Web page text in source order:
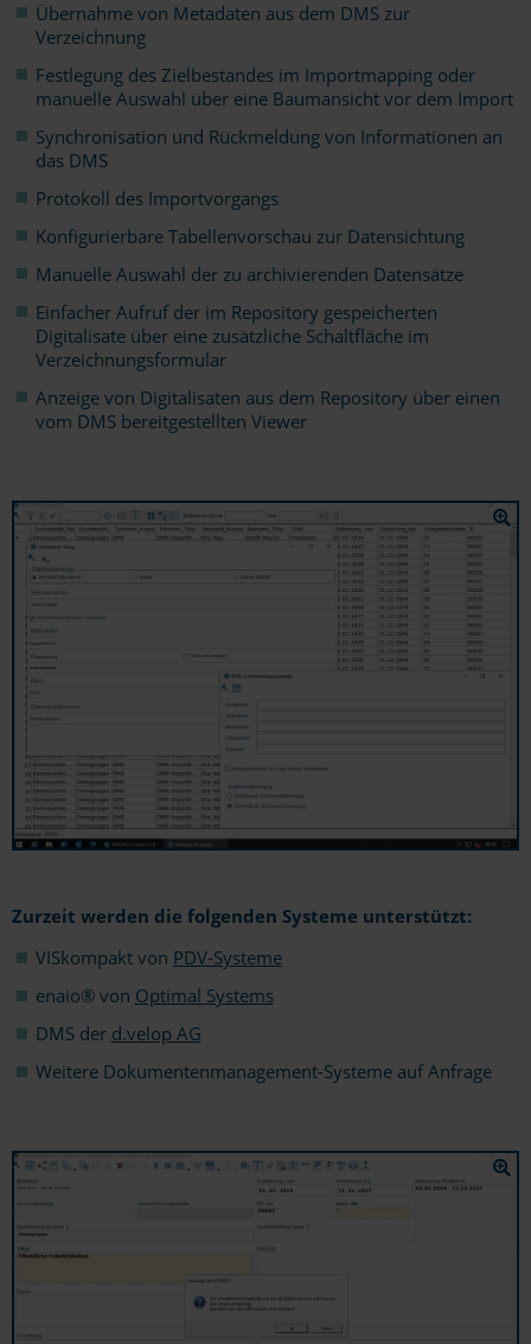
Übernahme von Metadaten aus dem DMS zur
Verzeichnung
Festlegung des Zielbestandes im Importmapping oder
manuelle Auswahl über eine Baumansicht vor dem Import
Synchronisation und Rückmeldung von Informationen an
das DMS
Protokoll des Importvorgangs
Konfigurierbare Tabellenvorschau zur Datensichtung
Manuelle Auswahl der zu archivierenden Datensätze
Einfacher Aufruf der im Repository gespeicherten
Digitalisate über eine zusätzliche Schaltfläche im
Verzeichnungsformular
Anzeige von Digitalisaten aus dem Repository über einen
vom DMS bereitgestellten Viewer
Zurzeit werden die folgenden Systeme unterstützt:
VISkompakt von PDV-Systeme
enaio® von Optimal Systems
DMS der d.velop AG
Weitere Dokumentenmanagement-Systeme auf Anfrage